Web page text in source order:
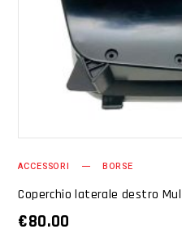
AGGIUNGI AL
ACCESSORI BORSE
Coperchio laterale destro
€80.00